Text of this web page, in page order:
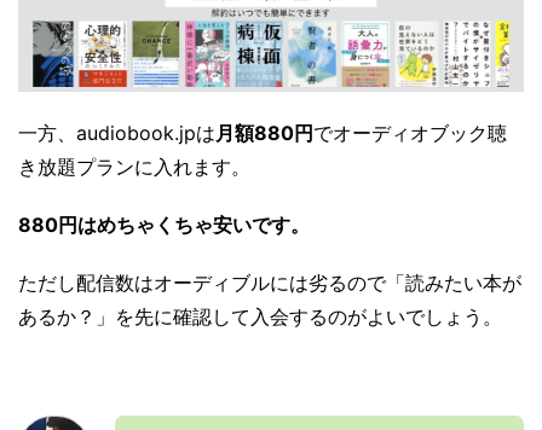
一方、audiobook.jpは 月額880円でオーディオブック聴
き放題プランに入れます。
880円はめちゃくちゃ安いです。
ただし配信数はオーディブルには劣るので「読みたい本が
あるか？」を先に確認して入会するのがよいでしょう。